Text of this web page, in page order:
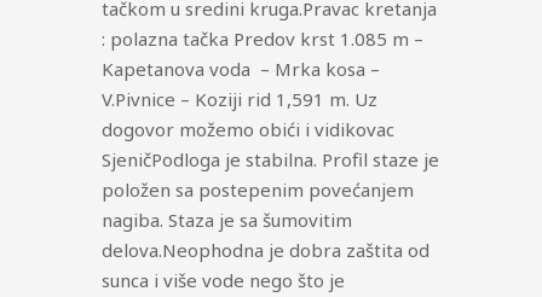
tačkom u sredini kruga.Pravac kretanja
: polazna tačka Predov krst 1.085 m –
Kapetanova voda – Mrka kosa –
V.Pivnice – Koziji rid 1,591 m. Uz
dogovor možemo obići i vidikovac
SjeničPodloga je stabilna. Profil staze je
položen sa postepenim povećanjem
nagiba. Staza je sa šumovitim
delova.Neophodna je dobra zaštita od
sunca i više vode nego što je